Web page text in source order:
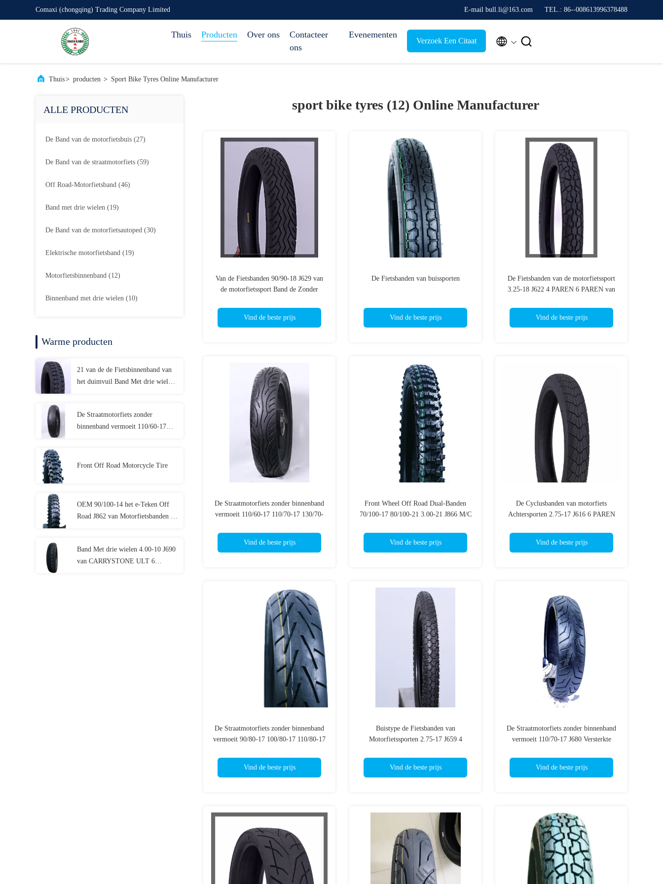
Comaxi (chongqing) Trading Company Limited E-mail bull.li@163.com TEL.: 86--008613996378488
Thuis Producten Over ons
Contacteer
ons
Evenementen
Verzoek Een Citaat  
Thuis> producten > Sport Bike Tyres Online Manufacturer
ALLE PRODUCTEN
De Band van de motorfietsbuis (27)
De Band van de straatmotorfiets (59)
Off Road-Motorfietsband (46)
Band met drie wielen (19)
De Band van de motorfietsautoped (30)
Elektrische motorfietsband (19)
Motorfietsbinnenband (12)
Binnenband met drie wielen (10)
Warme producten
21 van de de Fietsbinnenband van
het duimvuil Band Met drie wielen
De Straatmotorfiets zonder
binnenband vermoeit 110/60-17
van de Sportenfiets
Front Off Road Motorcycle Tire
OEM 90/100-14 het e-Teken Off
Road J862 van Motorfietsbanden 14
Band Met drie wielen 4.00-10 J690
van CARRYSTONE ULT 6
sport bike tyres (12) Online Manufacturer
Van de Fietsbanden 90/90-18 J629 van
de motorfietssport Band de Zonder
Vind de beste prijs
De Fietsbanden van buissporten
Vind de beste prijs
De Fietsbanden van de motorfietssport
3.25-18 J622 4 PAREN 6 PAREN van
Vind de beste prijs
De Straatmotorfiets zonder binnenband
vermoeit 110/60-17 110/70-17 130/70-
Vind de beste prijs
Front Wheel Off Road Dual-Banden
70/100-17 80/100-21 3.00-21 J866 M/C
Vind de beste prijs
De Cyclusbanden van motorfiets
Achtersporten 2.75-17 J616 6 PAREN
Vind de beste prijs
De Straatmotorfiets zonder binnenband
vermoeit 90/80-17 100/80-17 110/80-17
Vind de beste prijs
Buistype de Fietsbanden van
Motorfietssporten 2.75-17 J659 4
Vind de beste prijs
De Straatmotorfiets zonder binnenband
vermoeit 110/70-17 J680 Versterkte
Vind de beste prijs